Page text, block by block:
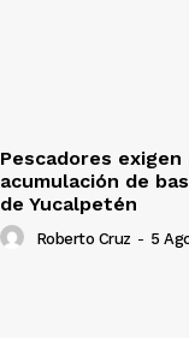
Pescadores
acumulación de
de Yucalpetén
Roberto Cruz - 5